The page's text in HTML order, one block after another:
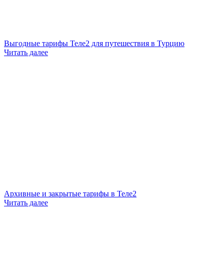
Выгодные тарифы Теле2 для путешествия в Турцию
Читать далее
Архивные и закрытые тарифы в Теле2
Читать далее